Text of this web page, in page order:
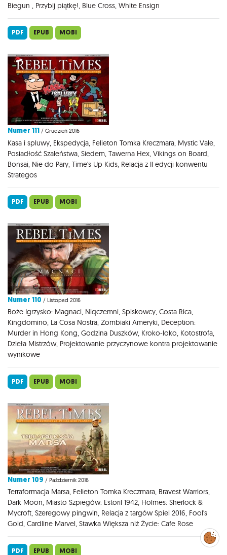
Biegun , Przybij piątkę!, Blue Cross, White Ensign
PDF EPUB MOBI
Numer 111 / Grudzień 2016
Kasa i spluwy, Ekspedycja, Felieton Tomka Kreczmara, Mystic Vale,
Posiadłość Szaleństwa, Siedem, Tawerna Hex, Vikings on Board,
Bonsai, Nie do Pary, Time's Up Kids, Relacja z II edycji konwentu
Strategos
PDF EPUB MOBI
Numer 110 / Listopad 2016
Boże Igrzysko: Magnaci, Niqczemni, Spiskowcy, Costa Rica,
Kingdomino, La Cosa Nostra, Zombiaki Ameryki, Deception:
Murder in Hong Kong, Godzina Duszków, Kroko-loko, Kotostrofa,
Dzieła Mistrzów, Projektowanie przyczynowe kontra projektowanie
wynikowe
PDF EPUB MOBI
Numer 109 / Październik 2016
Terraformacja Marsa, Felieton Tomka Kreczmara, Bravest Warriors,
Dark Moon, Miasto Szpiegów: Estoril 1942, Holmes: Sherlock &
Mycroft, Szeregowy pingwin, Relacja z targów Spiel 2016, Fool's
Gold, Cardline Marvel, Stawka Większa niż Życie: Cafe Rose
PDF EPUB MOBI
Zarządzaj
preferencjami
cookies